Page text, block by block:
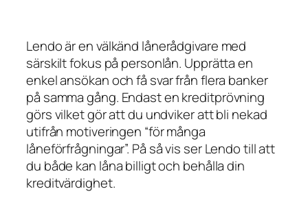
Lendo är en välkänd lånerådgivare med
särskilt fokus på personlån. Upprätta en
enkel ansökan och få svar från flera banker
på samma gång. Endast en kreditprövning
görs vilket gör att du undviker att bli nekad
utifrån motiveringen “för många
låneförfrågningar”. På så vis ser Lendo till att
du både kan låna billigt och behålla din
kreditvärdighet.